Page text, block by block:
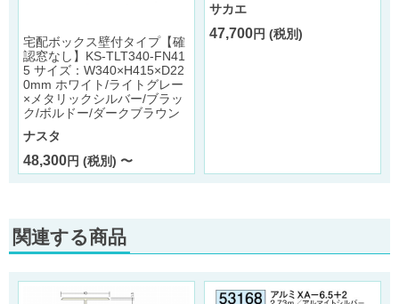
宅配ボックス壁付タイプ【確
認窓なし】KS-TLT340-FN41
5 サイズ：W340×H415×D22
0mm ホワイト/ライトグレー
×メタリックシルバー/ブラッ
ク/ボルドー/ダークブラウン
ナスタ
48,300円 (税別) 〜
サカエ
47,700円 (税別)
関連する商品